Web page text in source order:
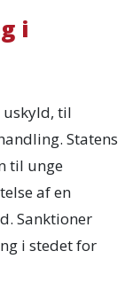
i
uskyld, til
Statens
til unge
af en
Sanktioner
i stedet for